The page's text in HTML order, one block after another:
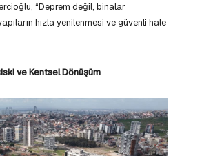
“Deprem değil, binalar
hızla yenilenmesi ve güvenli hale
ve Kentsel Dönüşüm